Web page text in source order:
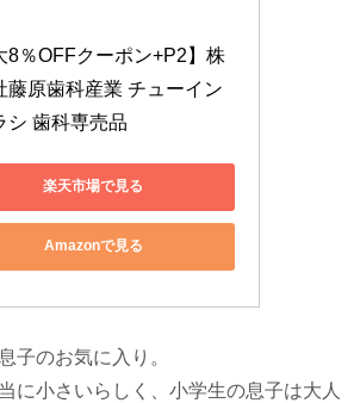
8％OFFクーポン+P2】株
藤原歯科産業 チューイン
シ 歯科専売品
楽天市場で見る
Amazonで見る
子のお気に入り。
に小さいらしく、小学生の息子は大人